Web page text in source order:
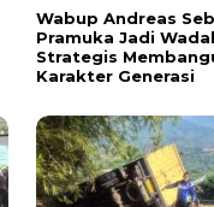
Wabup Andreas
Pramuka Jadi
Strategis
Karakter Generasi ‎